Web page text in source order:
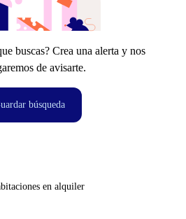
buscas? Crea una alerta y nos
de avisarte.
búsqueda
en alquiler